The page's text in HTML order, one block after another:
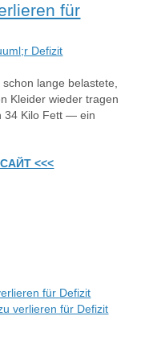
für
lange belastete,
Kleider wieder tragen
34 Kilo Fett — ein
<<<
für Defizit
verlieren für Defizit